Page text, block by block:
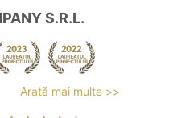
S.R.L.
Arată mai multe >>